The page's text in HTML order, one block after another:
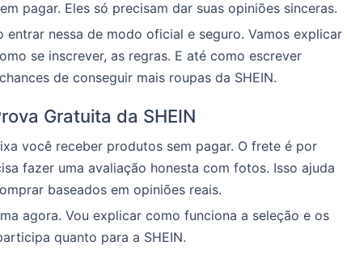
pagar. Eles só precisam dar suas opiniões sinceras.
nessa de modo oficial e seguro. Vamos explicar
se inscrever, as regras. E até como escrever
de conseguir mais roupas da SHEIN.
Gratuita da SHEIN
você receber produtos sem pagar. O frete é por
fazer uma avaliação honesta com fotos. Isso ajuda
baseados em opiniões reais.
agora. Vou explicar como funciona a seleção e os
quanto para a SHEIN.